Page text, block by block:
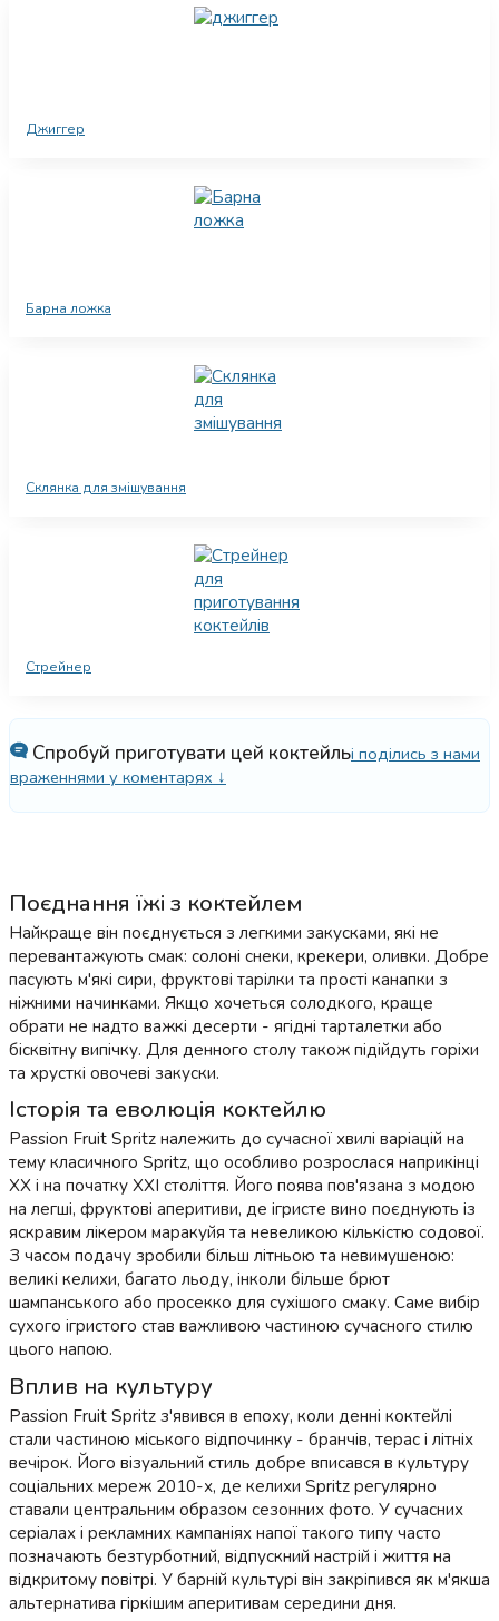
Джиггер
Барна ложка
Склянка для змішування
Стрейнер
Спробуй приготувати цей коктейльі поділись з нами
враженнями у коментарях ↓
Поєднання їжі з коктейлем
Найкраще він поєднується з легкими закусками, які не
перевантажують смак: солоні снеки, крекери, оливки. Добре
пасують м'які сири, фруктові тарілки та прості канапки з
ніжними начинками. Якщо хочеться солодкого, краще
обрати не надто важкі десерти - ягідні тарталетки або
бісквітну випічку. Для денного столу також підійдуть горіхи
та хрусткі овочеві закуски.
Історія та еволюція коктейлю
Passion Fruit Spritz належить до сучасної хвилі варіацій на
тему класичного Spritz, що особливо розрослася наприкінці
XX і на початку XXI століття. Його поява пов'язана з модою
на легші, фруктові аперитиви, де ігристе вино поєднують із
яскравим лікером маракуйя та невеликою кількістю содової.
З часом подачу зробили більш літньою та невимушеною:
великі келихи, багато льоду, інколи більше брют
шампанського або просекко для сухішого смаку. Саме вибір
сухого ігристого став важливою частиною сучасного стилю
цього напою.
Вплив на культуру
Passion Fruit Spritz з'явився в епоху, коли денні коктейлі
стали частиною міського відпочинку - бранчів, терас і літніх
вечірок. Його візуальний стиль добре вписався в культуру
соціальних мереж 2010-х, де келихи Spritz регулярно
ставали центральним образом сезонних фото. У сучасних
серіалах і рекламних кампаніях напої такого типу часто
позначають безтурботний, відпускний настрій і життя на
відкритому повітрі. У барній культурі він закріпився як м'якша
альтернатива гіркішим аперитивам середини дня.